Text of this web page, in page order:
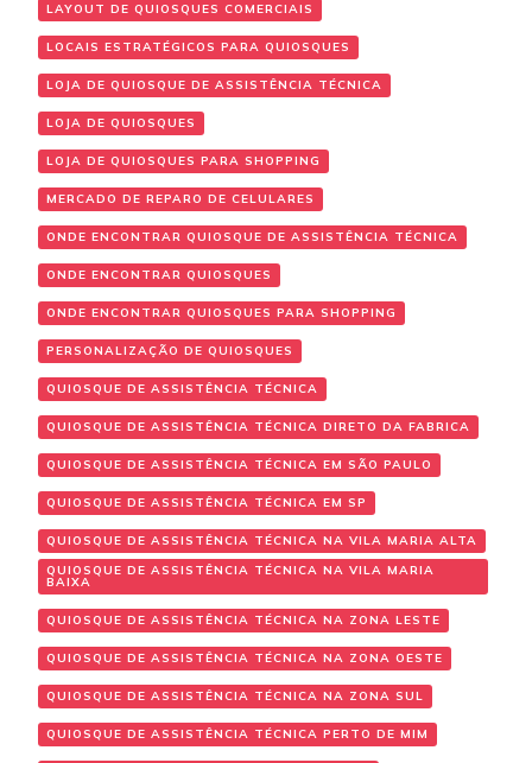
LAYOUT DE QUIOSQUES COMERCIAIS
LOCAIS ESTRATÉGICOS PARA QUIOSQUES
LOJA DE QUIOSQUE DE ASSISTÊNCIA TÉCNICA
LOJA DE QUIOSQUES
LOJA DE QUIOSQUES PARA SHOPPING
MERCADO DE REPARO DE CELULARES
ONDE ENCONTRAR QUIOSQUE DE ASSISTÊNCIA TÉCNICA
ONDE ENCONTRAR QUIOSQUES
ONDE ENCONTRAR QUIOSQUES PARA SHOPPING
PERSONALIZAÇÃO DE QUIOSQUES
QUIOSQUE DE ASSISTÊNCIA TÉCNICA
QUIOSQUE DE ASSISTÊNCIA TÉCNICA DIRETO DA FABRICA
QUIOSQUE DE ASSISTÊNCIA TÉCNICA EM SÃO PAULO
QUIOSQUE DE ASSISTÊNCIA TÉCNICA EM SP
QUIOSQUE DE ASSISTÊNCIA TÉCNICA NA VILA MARIA ALTA
QUIOSQUE DE ASSISTÊNCIA TÉCNICA NA VILA MARIA
BAIXA
QUIOSQUE DE ASSISTÊNCIA TÉCNICA NA ZONA LESTE
QUIOSQUE DE ASSISTÊNCIA TÉCNICA NA ZONA OESTE
QUIOSQUE DE ASSISTÊNCIA TÉCNICA NA ZONA SUL
QUIOSQUE DE ASSISTÊNCIA TÉCNICA PERTO DE MIM